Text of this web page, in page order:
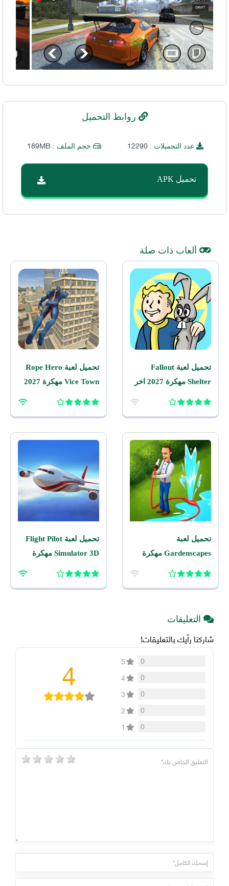
روابط التحميل
عدد التحميلات :12290 حجم الملف : 189MB
تحميل APK
ألعاب ذات صلة
تحميل لعبة Fallout
Shelter مهكرة 2027 اخر
تحميل لعبة Rope Hero
Vice Town مهكرة 2027
تحميل لعبة
Gardenscapes مهكرة
تحميل لعبة Flight Pilot
Simulator 3D مهكرة
التعليقات
شاركنا رأيك بالتعليقات!
0
5
0
4
0
3
0
2
0
1
4
5 stars 4 stars 3 stars 2 stars 1 star